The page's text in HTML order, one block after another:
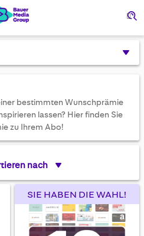
bestimmten Wunschprämie
lassen? Hier finden Sie
zu Ihrem Abo!
nach
SIE HABEN DIE WAHL!